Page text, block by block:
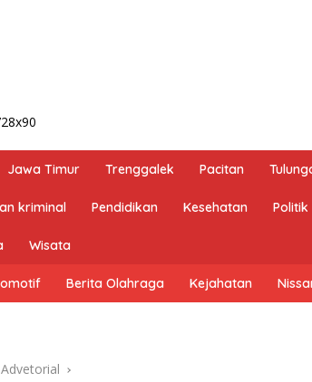
Jawa Timur Trenggalek Pacitan
kriminal Pendidikan Kesehatan Politik
Wisata
Berita Olahraga Kejahatan
Advetorial